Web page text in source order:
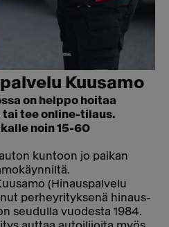
Kuusamo
on helppo hoitaa
tai tee online-tilaus.
noin 15-60
kuntoon jo paikan
(Hinauspalvelu
perheyrityksenä hinaus-
seudulla vuodesta 1984.